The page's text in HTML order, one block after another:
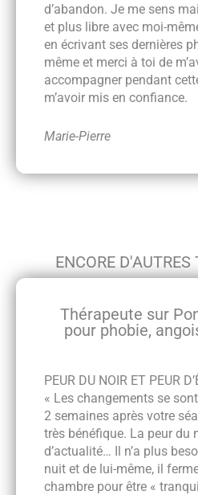
d’abandon. Je me sens
et plus libre avec moi-
en écrivant ses dernières
même et merci à toi de
accompagner pendant
m’avoir mis en confiance.
Marie-Pierre
ENCORE
Thérapeute sur
pour phobie,
PEUR DU NOIR ET PEUR
« Les changements se
2 semaines après votre
très bénéfique. La peur du
d’actualité… Il n’a plus
nuit et de lui-même, il
chambre pour être «